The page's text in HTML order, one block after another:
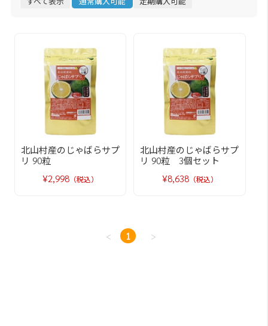
北山村産のじゃばらサプ
リ 90粒
¥2,998 （税込）
北山村産のじゃばらサプ
リ 90粒 3個セット
¥8,638（税込）
< 1 >